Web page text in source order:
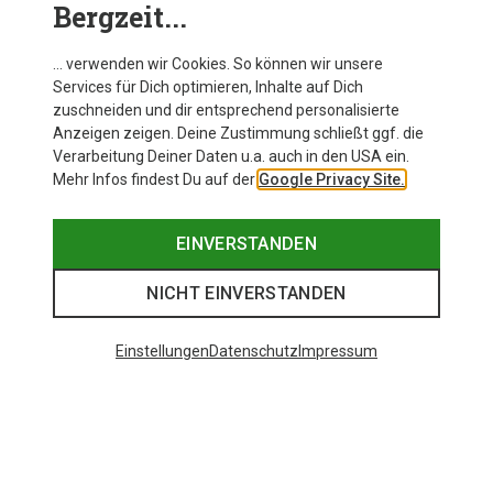
Bergzeit...
… verwenden wir Cookies. So können wir unsere
Services für Dich optimieren, Inhalte auf Dich
zuschneiden und dir entsprechend personalisierte
Anzeigen zeigen. Deine Zustimmung schließt ggf. die
Verarbeitung Deiner Daten u.a. auch in den USA ein.
Mehr Infos findest Du auf der Google Privacy Site.
EINVERSTANDEN
NICHT EINVERSTANDEN
EinstellungenDatenschutz Impressum